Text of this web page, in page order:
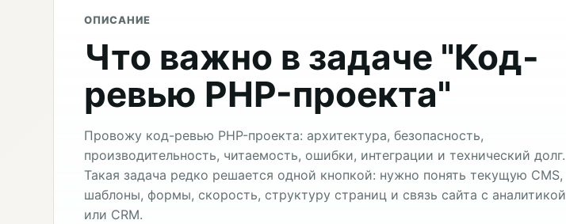
ОПИСАНИЕ
Что важно в задаче "Код-
ревью PHP-проекта"
Провожу код-ревью PHP-проекта: архитектура, безопасность,
производительность, читаемость, ошибки, интеграции и технический долг.
Такая задача редко решается одной кнопкой: нужно понять текущую CMS,
шаблоны, формы, скорость, структуру страниц и связь сайта с аналитикой
или CRM.